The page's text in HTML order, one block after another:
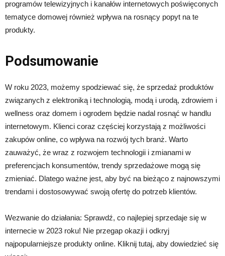
programów telewizyjnych i kanałów internetowych poświęconych
tematyce domowej również wpływa na rosnący popyt na te
produkty.
Podsumowanie
W roku 2023, możemy spodziewać się, że sprzedaż produktów
związanych z elektroniką i technologią, modą i urodą, zdrowiem i
wellness oraz domem i ogrodem będzie nadal rosnąć w handlu
internetowym. Klienci coraz częściej korzystają z możliwości
zakupów online, co wpływa na rozwój tych branż. Warto
zauważyć, że wraz z rozwojem technologii i zmianami w
preferencjach konsumentów, trendy sprzedażowe mogą się
zmieniać. Dlatego ważne jest, aby być na bieżąco z najnowszymi
trendami i dostosowywać swoją ofertę do potrzeb klientów.
Wezwanie do działania: Sprawdź, co najlepiej sprzedaje się w
internecie w 2023 roku! Nie przegap okazji i odkryj
najpopularniejsze produkty online. Kliknij tutaj, aby dowiedzieć się